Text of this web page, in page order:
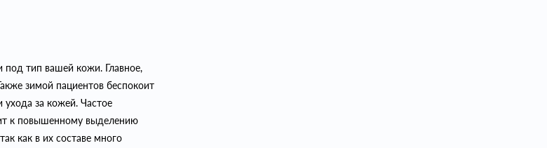
тип вашей кожи. Главное,
зимой пациентов беспокоит
ухода за кожей. Частое
к повышенному выделению
как в их составе много